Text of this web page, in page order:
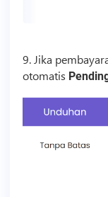
9. Jika
otomatis